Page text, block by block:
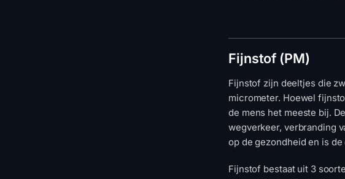
Fijnstof (PM)
Fijnstof zijn deeltjes die
micrometer. Hoewel
de mens het meeste bij.
wegverkeer, verbranding
op de gezondheid en is de
Fijnstof bestaat uit 3